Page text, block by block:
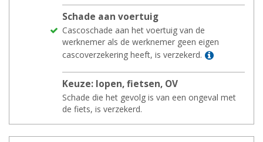
Scha­de aan voer­tuig
Cascoschade aan het voertuig van de
werknemer als de werknemer geen eigen
cascoverzekering heeft, is verzekerd.
Lees meer
Keuze: lopen, fiet­sen, OV
Schade die het gevolg is van een ongeval met
de fiets, is verzekerd.